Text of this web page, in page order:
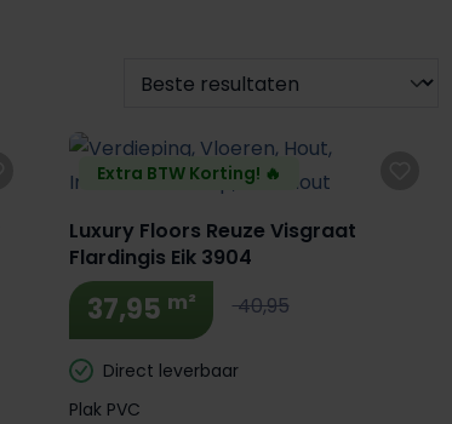
Extra BTW Korting! 🔥
Luxury Floors Reuze Visgraat
Flardingis Eik 3904
37,95 m² 40,95
Direct leverbaar
Plak PVC